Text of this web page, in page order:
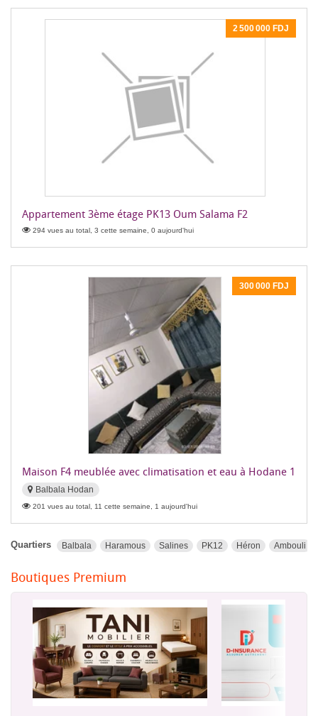
2 500 000 FDJ
Appartement 3ème étage PK13 Oum Salama F2
294 vues au total, 3 cette semaine, 0 aujourd'hui
300 000 FDJ
Maison F4 meublée avec climatisation et eau à Hodane 1
Balbala Hodan
201 vues au total, 11 cette semaine, 1 aujourd'hui
Quartiers Balbala Haramous Salines PK12 Héron Ambouli
Boutiques Premium